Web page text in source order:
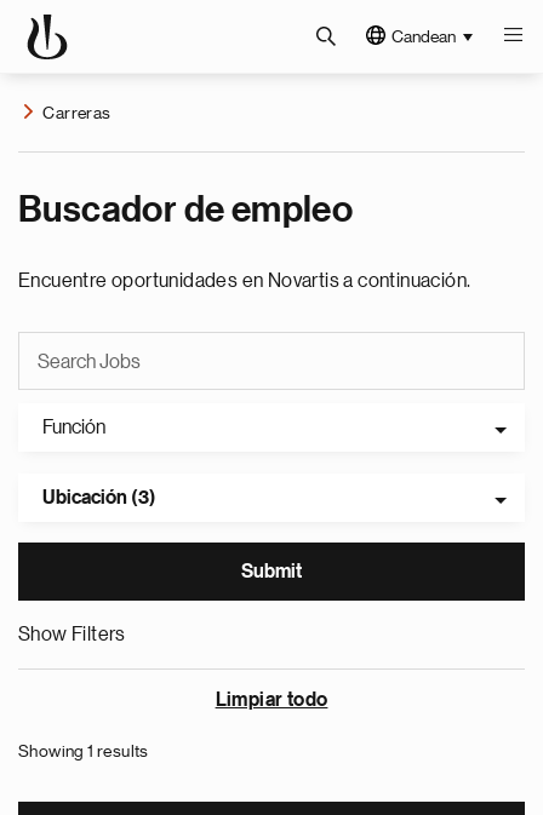
Candean
Carreras
Buscador de empleo
Encuentre oportunidades en Novartis a continuación.
Función
Ubicación (3)
Show Filters
Limpiar todo
Showing 1 results